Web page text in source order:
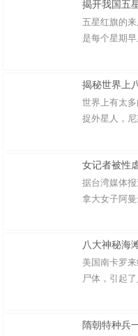
揭开我国五
五星红旗的
是每个星期
揭秘世界上
世界上有太
捉外星人，
女记者被性
据台湾媒体
拿大女子阿
八大神秘海
美国南卡罗
尸体，引起
隋朝特种兵